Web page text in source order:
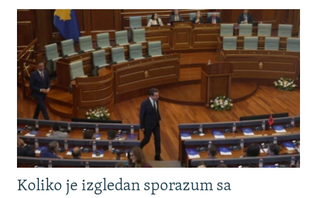
Koliko je izgledan sporazum sa